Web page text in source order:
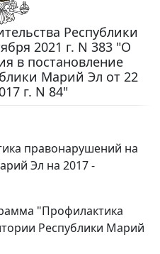
Республики
2021 г. N 383 "О
в постановление
Марий Эл от 22
г. N 84"
правонарушений на
Эл на 2017 -
"Профилактика
Республики Марий